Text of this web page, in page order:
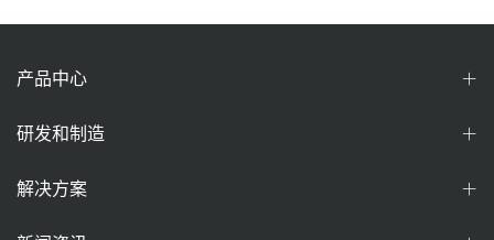
产品中心
研发和制造
解决方案